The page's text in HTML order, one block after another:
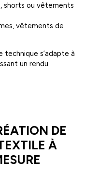
shorts ou vêtements
vêtements de
technique s’adapte à
un rendu
DE
À